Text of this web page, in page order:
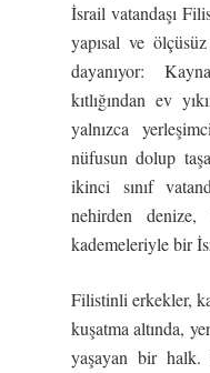
İsrail vatandaşı
yapısal ve
dayanıyor:
kıtlığından ev
yalnızca
nüfusun dolup
ikinci sınıf
nehirden denize,
kademeleriyle bir
Filistinli erkekler,
kuşatma altında,
yaşayan bir